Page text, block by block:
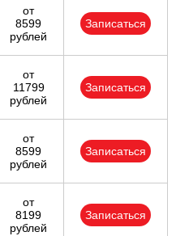
от
8599
рублей
Записаться
от
11799
рублей
Записаться
от
8599
рублей
Записаться
от
8199
рублей
Записаться